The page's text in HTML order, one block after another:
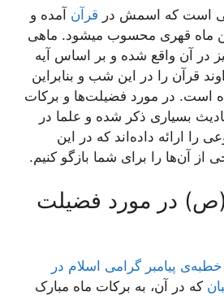
است که اسمش در قرآن آمده و
ماه قهری محسوب میشود. ماهی
در آن واقع شده و بر اساس آیه
قرآن را در این شب و بنابراین
است. در مورد فضیلت‌ها و برکات
بسیاری ذکر شده و علما در
را ارائه داده‌اند که در این
از آن‌ها را برای شما بازگو کنیم.
(ص) در مورد فضیلت
خطبه‌ی پیامبر گرامی اسلام در
که در آن، به برکات ماه مبارک